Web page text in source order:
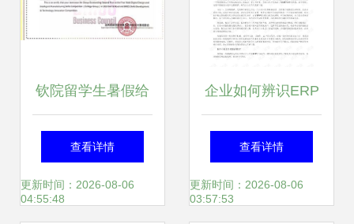
钦院留学生暑假给
力传出 行业高端联
合直播行业交用高
查看详情
更新时间：2026-08-06
04:55:48
企业如何辨识ERP
系统是否稳定？
——以有喜企业
查看详情
更新时间：2026-08-06
03:57:53